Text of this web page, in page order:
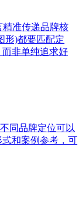
准传递品牌核
)都要匹配定
非单纯追求好
同品牌定位可以
和案例参考，可